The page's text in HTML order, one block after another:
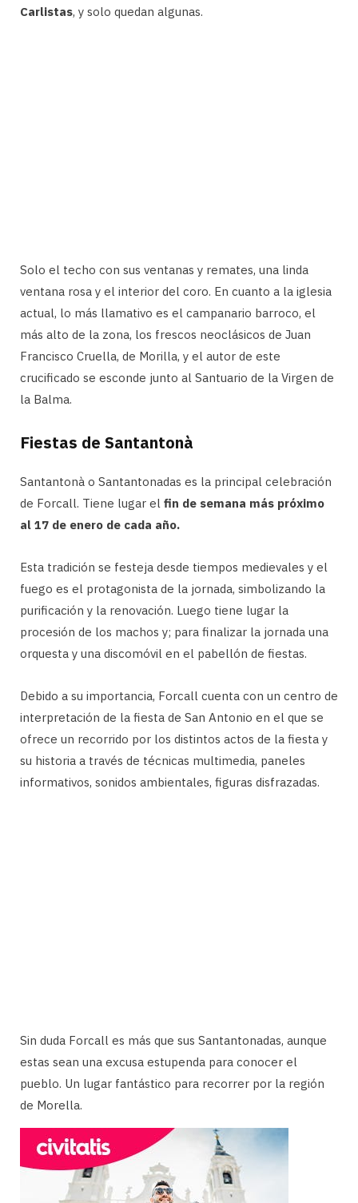
Carlistas, y solo quedan algunas.
Solo el techo con sus ventanas y remates, una linda
ventana rosa y el interior del coro. En cuanto a la iglesia
actual, lo más llamativo es el campanario barroco, el
más alto de la zona, los frescos neoclásicos de Juan
Francisco Cruella, de Morilla, y el autor de este
crucificado se esconde junto al Santuario de la Virgen de
la Balma.
Fiestas de Santantonà
Santantonà o Santantonadas es la principal celebración
de Forcall. Tiene lugar el fin de semana más próximo
al 17 de enero de cada año.
Esta tradición se festeja desde tiempos medievales y el
fuego es el protagonista de la jornada, simbolizando la
purificación y la renovación. Luego tiene lugar la
procesión de los machos y; para finalizar la jornada una
orquesta y una discomóvil en el pabellón de fiestas.
Debido a su importancia, Forcall cuenta con un centro de
interpretación de la fiesta de San Antonio en el que se
ofrece un recorrido por los distintos actos de la fiesta y
su historia a través de técnicas multimedia, paneles
informativos, sonidos ambientales, figuras disfrazadas.
Sin duda Forcall es más que sus Santantonadas, aunque
estas sean una excusa estupenda para conocer el
pueblo. Un lugar fantástico para recorrer por la región
de Morella.